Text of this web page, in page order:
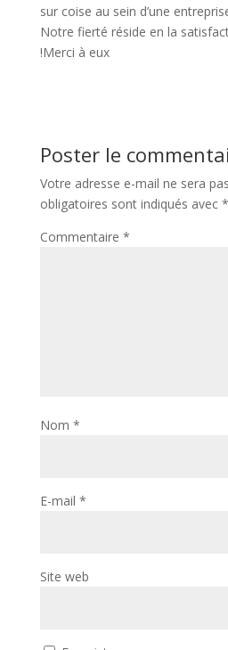
sur coise au sein d’une
Notre fierté réside en la
!Merci à eux
Poster le
Votre adresse e-mail ne sera
obligatoires sont indiqués avec *
Commentaire *
Nom *
E-mail *
Site web